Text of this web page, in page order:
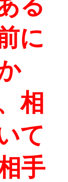
る
に
相
て
手